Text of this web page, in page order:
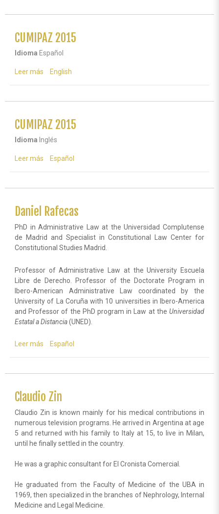
CUMIPAZ 2015
Idioma Español
Leer más sobre
English
CUMIPAZ 2015
Idioma Inglés
Leer más sobre
Español
Daniel Rafecas
PhD in Administrative Law at the Universidad Complutense
de Madrid and Specialist in Constitutional Law Center for
Constitutional Studies Madrid.
Professor of Administrative Law at the University Escuela
Libre de Derecho. Professor of the Doctorate Program in
Ibero-American Administrative Law coordinated by the
University of La Coruña with 10 universities in Ibero-America
and Professor of the PhD program in Law at the Universidad
Estatal a Distancia(UNED).
Leer más sobre
Español
Claudio Zin
Claudio Zin is known mainly for his medical contributions in
numerous television programs. He arrived in Argentina at age
5 and returned with his family to Italy at 15, to live in Milan,
until he finally settled in the country.
He was a graphic consultant for El Cronista Comercial.
He graduated from the Faculty of Medicine of the UBA in
1969, then specialized in the branches of Nephrology, Internal
Medicine and Legal Medicine.